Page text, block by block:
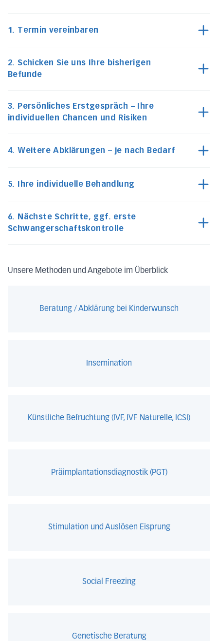
1. Termin vereinbaren
2. Schicken Sie uns Ihre bisherigen
Befunde
3. Persönliches Erstgespräch – Ihre
individuellen Chancen und Risiken
4. Weitere Abklärungen – je nach Bedarf
5. Ihre individuelle Behandlung
6. Nächste Schritte, ggf. erste
Schwangerschaftskontrolle
Unsere Methoden und Angebote im Überblick
Beratung / Abklärung bei Kinderwunsch
Insemination
Künstliche Befruchtung (IVF, IVF Naturelle, ICSI)
Präimplantationsdiagnostik (PGT)
Stimulation und Auslösen Eisprung
Social Freezing
Genetische Beratung